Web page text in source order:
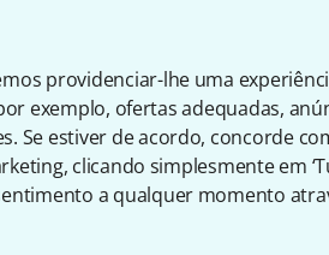
providenciar-lhe uma
exemplo, ofertas adequadas,
Se estiver de acordo, concorde
clicando simplesmente em
a qualquer momento